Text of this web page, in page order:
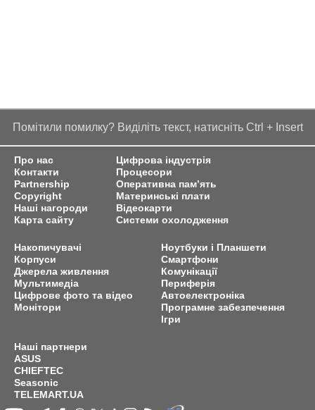
Помітили помилку? Виділіть текст, натисніть Ctrl + Insert
Про нас
Контакти
Partnership
Copyright
Наші нагороди
Карта сайту
Цифрова індустрія
Процесори
Оперативна пам’ять
Материнські плати
Відеокарти
Системи охолодження
Накопичувачі
Корпуси
Джерела живлення
Мультимедіа
Цифрове фото та відео
Монітори
Ноутбуки і Планшети
Смартфони
Комунікації
Периферія
Автоелектроніка
Програмне забезпечення
Ігри
Наші партнери
ASUS
CHIEFTEC
Seasonic
TELEMART.UA